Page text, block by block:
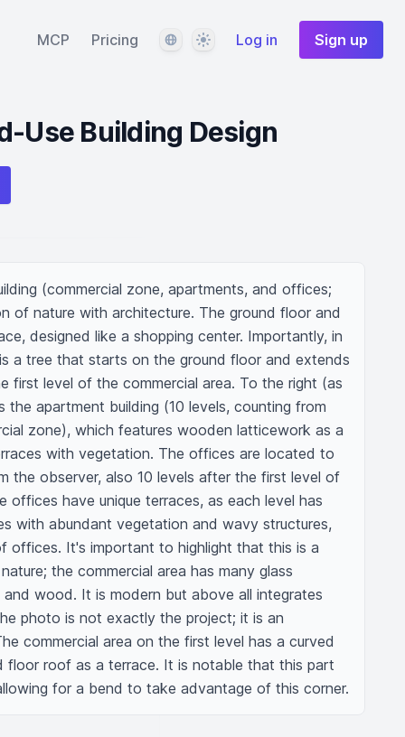
MCP Pricing LanguageThemeLog in Sign up
Use Building Design
(commercial zone, apartments, and offices;
of nature with architecture. The ground floor and
designed like a shopping center. Importantly, in
a tree that starts on the ground floor and extends
first level of the commercial area. To the right (as
apartment building (10 levels, counting from
zone), which features wooden latticework as a
with vegetation. The offices are located to
the observer, also 10 levels after the first level of
offices have unique terraces, as each level has
with abundant vegetation and wavy structures,
offices. It's important to highlight that this is a
the commercial area has many glass
and wood. It is modern but above all integrates
photo is not exactly the project; it is an
commercial area on the first level has a curved
floor roof as a terrace. It is notable that this part
for a bend to take advantage of this corner.